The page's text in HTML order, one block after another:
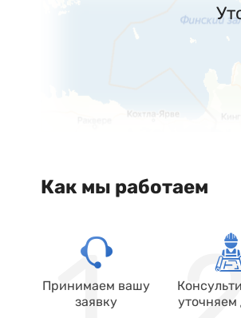
Как мы работаем
Принимаем вашу
заявку
уточняем